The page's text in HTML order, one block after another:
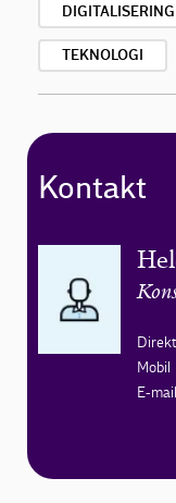
DIGITALISERING
TEKNOLOGI
Kontakt
Mobil
E-mail